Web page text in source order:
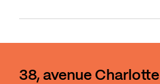
38, avenue Charlotte